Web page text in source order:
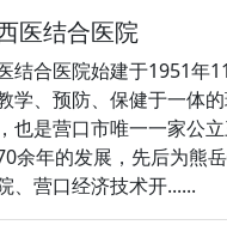
医结合医院
结合医院始建于1951年
学、预防、保健于一体
也是营口市唯一一家公
余年的发展，先后为熊
、营口经济技术开......